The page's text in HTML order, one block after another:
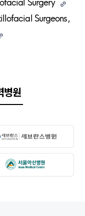
Surgeons,
병원